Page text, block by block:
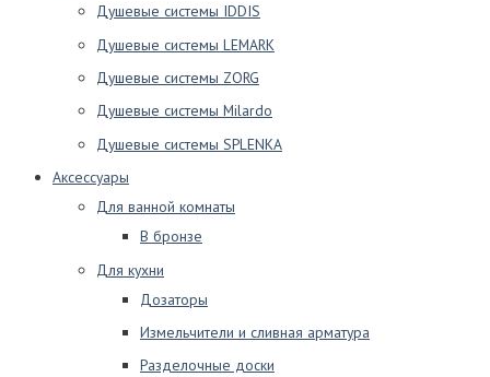
Душевые системы IDDIS
Душевые системы LEMARK
Душевые системы ZORG
Душевые системы Milardo
Душевые системы SPLENKA
Аксессуары
Для ванной комнаты
В бронзе
Для кухни
Дозаторы
Измельчители и сливная арматура
Разделочные доски